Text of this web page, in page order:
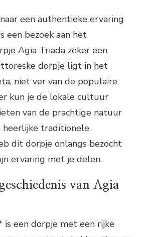
een authentieke ervaring
een bezoek aan het
Agia Triada zeker een
dorpje ligt in het
niet ver van de populaire
kun je de lokale cultuur
van de prachtige natuur
heerlijke traditionele
dit dorpje onlangs bezocht
ervaring met je delen.
van Agia
is een dorpje met een rijke